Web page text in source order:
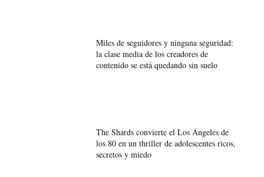
Miles de seguidores y ninguna seguridad:
la clase media de los creadores de
contenido se está quedando sin suelo
The Shards convierte el Los Ángeles de
los 80 en un thriller de adolescentes ricos,
secretos y miedo